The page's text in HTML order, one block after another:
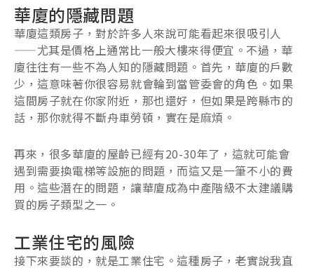
華廈的隱藏問題
華廈這類房子，對於許多人來說可能看起來很吸引人
——尤其是價格上通常比一般大樓來得便宜。不過，華
廈往往有一些不為人知的隱藏問題。首先，華廈的戶數
少，這意味著你很容易就會輪到當管委會的角色。如果
這間房子就在你家附近，那也還好，但如果是跨縣市的
話，那你就得不斷舟車勞頓，實在是麻煩。
再來，很多華廈的屋齡已經有20-30年了，這就可能會
遇到需要換電梯等設施的問題，而這又是一筆不小的費
用。這些潛在的問題，讓華廈成為中產階級不太建議購
買的房子類型之一。
工業住宅的風險
接下來要談的，就是工業住宅。這種房子，老實說我直